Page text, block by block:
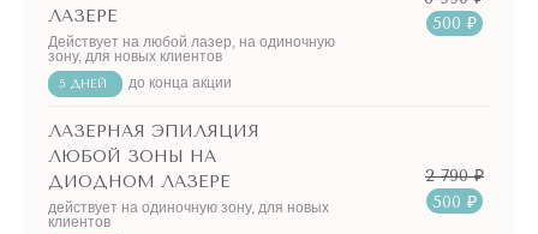
ЛАЗЕРЕ
Действует на любой лазер, на одиночную
зону, для новых клиентов
5 ДНЕЙ до конца акции
500 ₽
ЛАЗЕРНАЯ ЭПИЛЯЦИЯ
ЛЮБОЙ ЗОНЫ НА
ДИОДНОМ ЛАЗЕРЕ
действует на одиночную зону, для новых
клиентов
2 790 ₽
500 ₽